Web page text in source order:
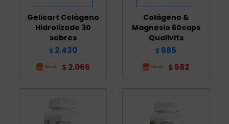
Gelicart Colágeno
Hidrolizado 30
sobres
$ 2.430
$ 2.066
Colágeno &
Magnesio 60caps
Qualivits
$ 685
$ 582